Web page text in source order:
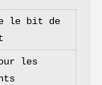
le bit de
les